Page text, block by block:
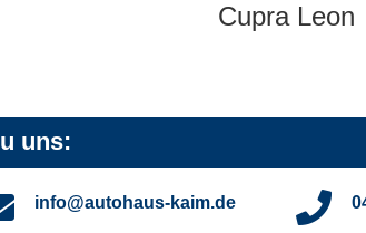
Cupra Leon
uns:
info@autohaus-kaim.de